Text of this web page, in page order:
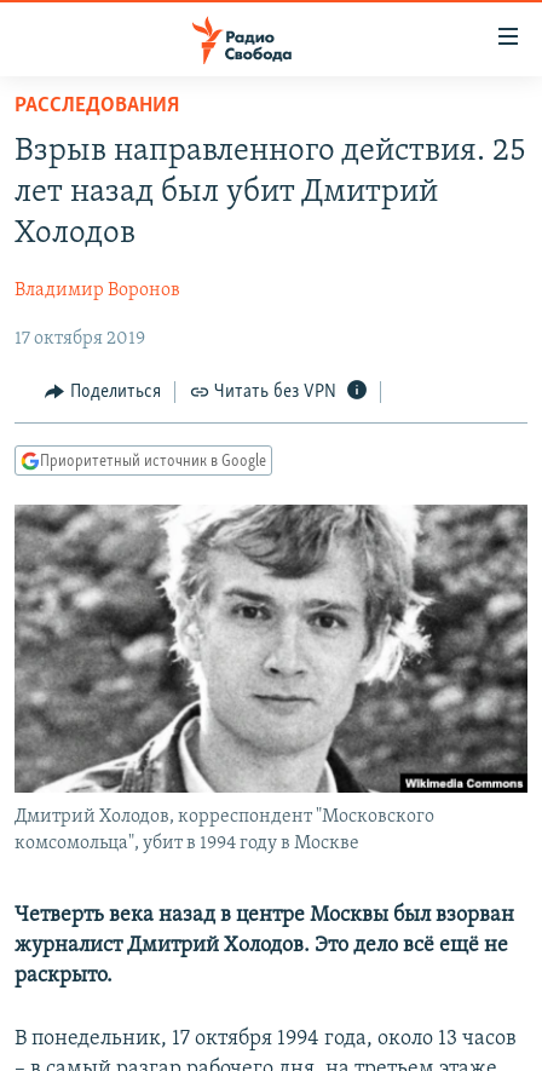
упрощенного
доступа
основному
Вернутся
навигации
Вернутся
поиску
ПОДКАСТЫ
АВТОРСКИЕ ПРОЕКТЫ
МНЕНИЯ
КУЛЬТУРА
IDEL.РЕАЛИИ
СЕВЕР.РЕАЛИИ
СИБИРЬ.РЕАЛИИ
РАСПИСАНИЕ ВЕЩАНИЯ
ПОДПИШИТЕСЬ НА РАССЫЛКУ
СОЦИАЛЬНЫЕ СЕТИ
Все сайты РСЕ/РС
РАССЛЕДОВАНИЯ
Взрыв направленного действия. 25
лет назад был убит Дмитрий
Холодов
Владимир Воронов
17 октября 2019
Поделиться Читать без VPN
Приоритетный источник в Google
Дмитрий Холодов, корреспондент "Московского
комсомольца", убит в 1994 году в Москве
Четверть века назад в центре Москвы был взорван
журналист Дмитрий Холодов. Это дело всё ещё не
раскрыто.
В понедельник, 17 октября 1994 года, около 13 часов